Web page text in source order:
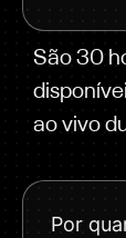
São 30
ao vivo
Por